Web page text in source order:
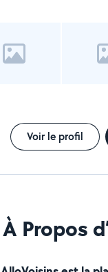
Voir le profil
À Propos